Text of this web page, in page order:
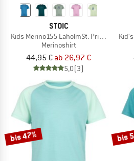
STOIC
Kids Merino155 LaholmSt. Print T-Shirt
Merinoshirt
44,95 € ab 26,97 €
5,0(3)
bis 47% bis